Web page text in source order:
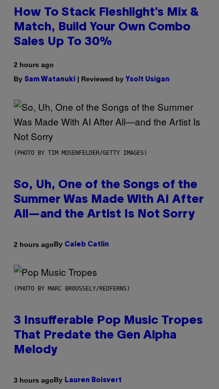
How To Stack Fleshlight’s Mix &
Match, Build Your Own Combo
Sales Up To 30%
2 hours ago
By Sam Watanuki | Reviewed by Ysolt Usigan
(PHOTO BY TIM MOSENFELDER/GETTY IMAGES)
So, Uh, One of the Songs of the
Summer Was Made With AI After
All—and the Artist Is Not Sorry
2 hours agoBy Caleb Catlin
(PHOTO BY MARC BROUSSELY/REDFERNS)
3 Insufferable Pop Music Tropes
That Predate the Gen Alpha
Melody
3 hours agoBy Lauren Boisvert